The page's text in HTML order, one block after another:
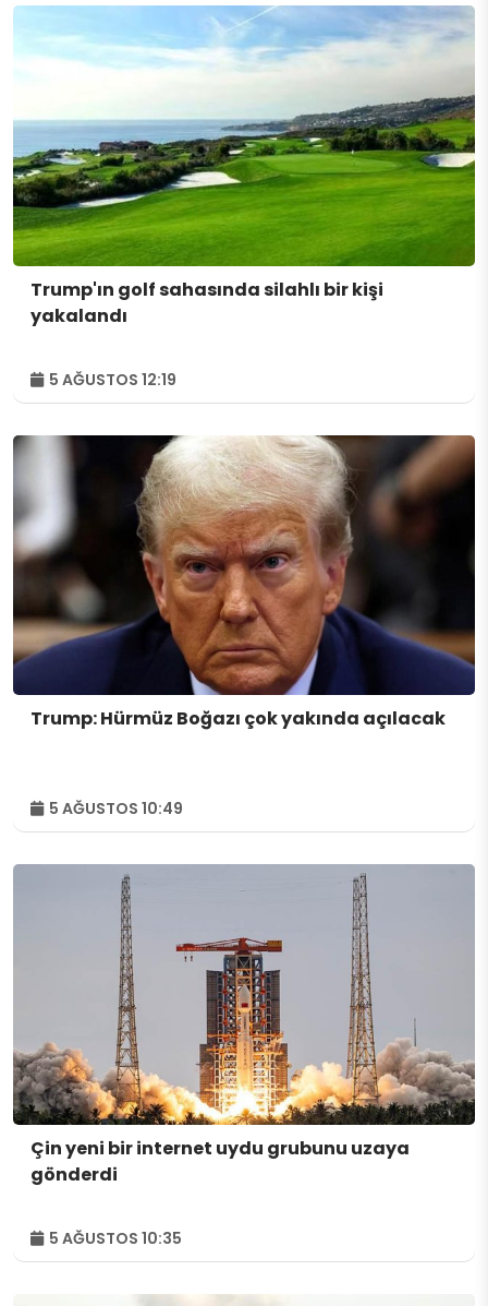
Trump'ın golf sahasında silahlı bir kişi
yakalandı
5 AĞUSTOS 12:19
Trump: Hürmüz Boğazı çok yakında açılacak
5 AĞUSTOS 10:49
Çin yeni bir internet uydu grubunu uzaya
gönderdi
5 AĞUSTOS 10:35